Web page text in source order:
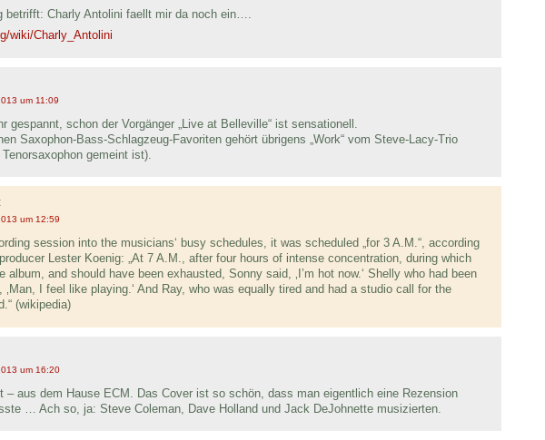
betrifft: Charly Antolini faellt mir da noch ein….
wiki/Charly_Antolini
um 11:09
gespannt, schon der Vorgänger „Live at Belleville“ ist sensationell.
Saxophon-Bass-Schlagzeug-Favoriten gehört übrigens „Work“ vom Steve-Lacy-Trio
gemeint ist).
um 12:59
session into the musicians‘ busy schedules, it was scheduled „for 3 A.M.“, according
Lester Koenig: „At 7 A.M., after four hours of intense concentration, during which
album, and should have been exhausted, Sonny said, ‚I’m hot now.‘ Shelly who had been
I feel like playing.‘ And Ray, who was equally tired and had a studio call for the
(wikipedia)
um 16:20
– aus dem Hause ECM. Das Cover ist so schön, dass man eigentlich eine Rezension
… Ach so, ja: Steve Coleman, Dave Holland und Jack DeJohnette musizierten.